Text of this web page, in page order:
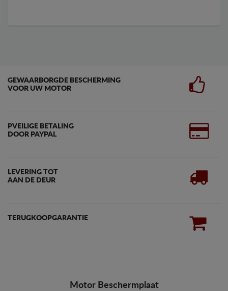
GEWAARBORGDE BESCHERMING
VOOR UW MOTOR
PVEILIGE BETALING
DOOR PAYPAL
LEVERING TOT
AAN DE DEUR
TERUGKOOPGARANTIE
Motor Beschermplaat